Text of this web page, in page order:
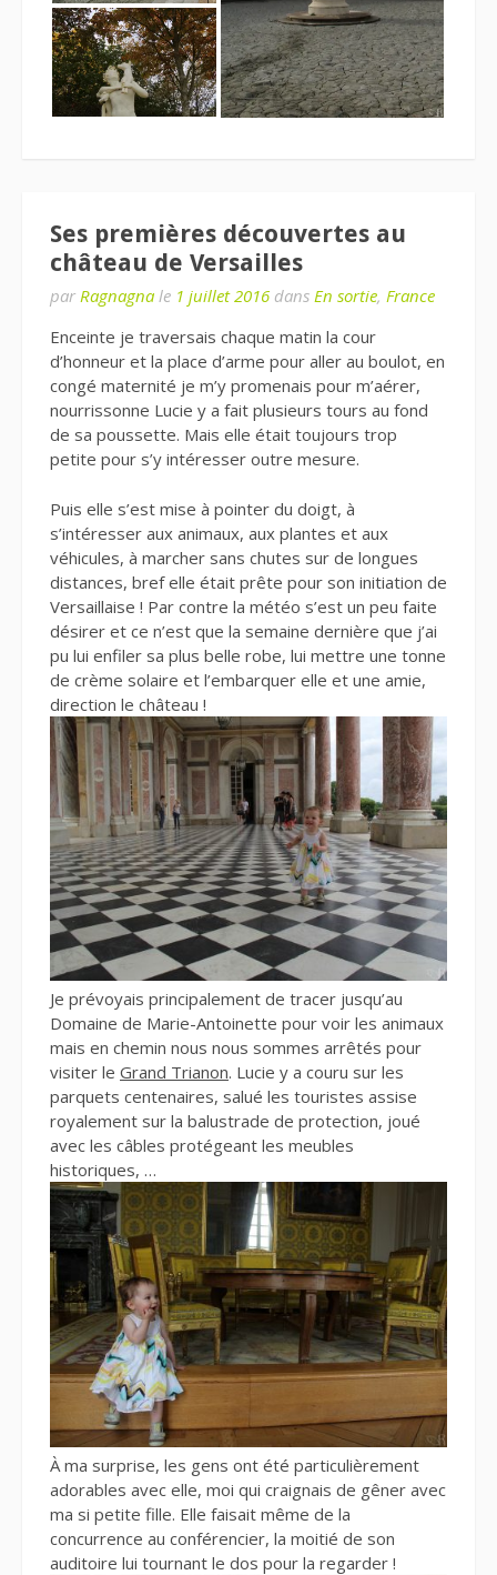
Ses premières découvertes au
château de Versailles
par Ragnagna le 1 juillet 2016 dans En sortie, France
Enceinte je traversais chaque matin la cour
d’honneur et la place d’arme pour aller au boulot, en
congé maternité je m’y promenais pour m’aérer,
nourrissonne Lucie y a fait plusieurs tours au fond
de sa poussette. Mais elle était toujours trop
petite pour s’y intéresser outre mesure.
Puis elle s’est mise à pointer du doigt, à
s’intéresser aux animaux, aux plantes et aux
véhicules, à marcher sans chutes sur de longues
distances, bref elle était prête pour son initiation de
Versaillaise ! Par contre la météo s’est un peu faite
désirer et ce n’est que la semaine dernière que j’ai
pu lui enfiler sa plus belle robe, lui mettre une tonne
de crème solaire et l’embarquer elle et une amie,
direction le château !
Je prévoyais principalement de tracer jusqu’au
Domaine de Marie-Antoinette pour voir les animaux
mais en chemin nous nous sommes arrêtés pour
visiter le Grand Trianon. Lucie y a couru sur les
parquets centenaires, salué les touristes assise
royalement sur la balustrade de protection, joué
avec les câbles protégeant les meubles
historiques, …
À ma surprise, les gens ont été particulièrement
adorables avec elle, moi qui craignais de gêner avec
ma si petite fille. Elle faisait même de la
concurrence au conférencier, la moitié de son
auditoire lui tournant le dos pour la regarder !